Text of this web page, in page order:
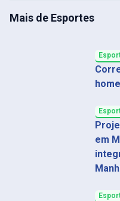
Mais de Esportes
em